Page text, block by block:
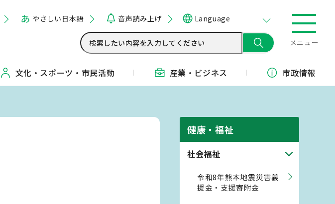
やさしい日本語 音声読み上げ Language
メニュー
文化・ スポーツ・ 市民活動 産業・ ビジネス 市政情報
健康・福祉
社会福祉
令和8年熊本地震災害義
援金・支援寄附金